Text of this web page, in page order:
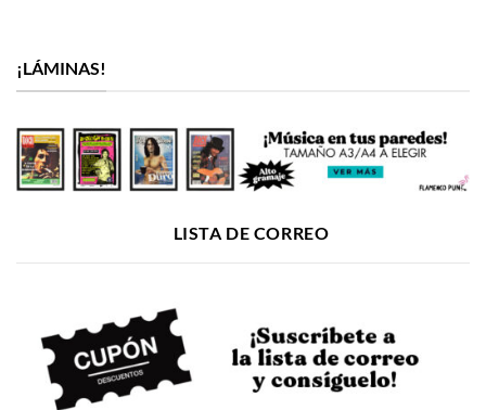
¡LÁMINAS!
LISTA DE CORREO